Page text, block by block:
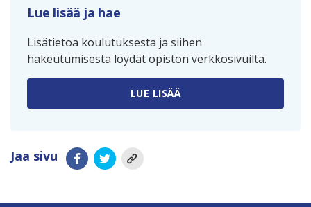
Lue lisää ja hae
Lisätietoa koulutuksesta ja siihen
hakeutumisesta löydät opiston verkkosivuilta.
LUE LISÄÄ
Jaa sivu